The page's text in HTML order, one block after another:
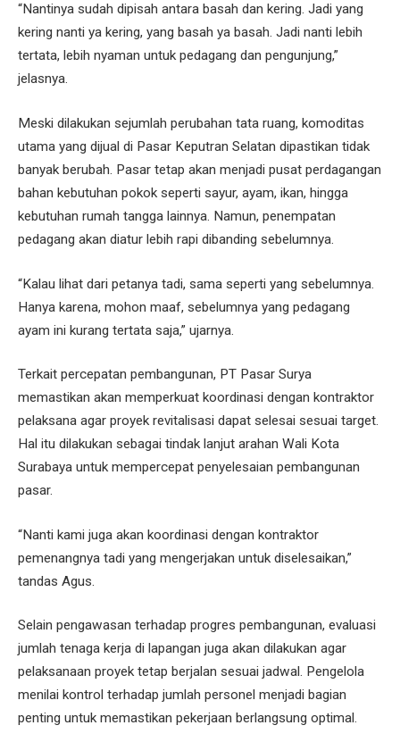
“Nantinya sudah dipisah antara basah dan kering. Jadi yang
kering nanti ya kering, yang basah ya basah. Jadi nanti lebih
tertata, lebih nyaman untuk pedagang dan pengunjung,”
jelasnya.
Meski dilakukan sejumlah perubahan tata ruang, komoditas
utama yang dijual di Pasar Keputran Selatan dipastikan tidak
banyak berubah. Pasar tetap akan menjadi pusat perdagangan
bahan kebutuhan pokok seperti sayur, ayam, ikan, hingga
kebutuhan rumah tangga lainnya. Namun, penempatan
pedagang akan diatur lebih rapi dibanding sebelumnya.
“Kalau lihat dari petanya tadi, sama seperti yang sebelumnya.
Hanya karena, mohon maaf, sebelumnya yang pedagang
ayam ini kurang tertata saja,” ujarnya.
Terkait percepatan pembangunan, PT Pasar Surya
memastikan akan memperkuat koordinasi dengan kontraktor
pelaksana agar proyek revitalisasi dapat selesai sesuai target.
Hal itu dilakukan sebagai tindak lanjut arahan Wali Kota
Surabaya untuk mempercepat penyelesaian pembangunan
pasar.
“Nanti kami juga akan koordinasi dengan kontraktor
pemenangnya tadi yang mengerjakan untuk diselesaikan,”
tandas Agus.
Selain pengawasan terhadap progres pembangunan, evaluasi
jumlah tenaga kerja di lapangan juga akan dilakukan agar
pelaksanaan proyek tetap berjalan sesuai jadwal. Pengelola
menilai kontrol terhadap jumlah personel menjadi bagian
penting untuk memastikan pekerjaan berlangsung optimal.